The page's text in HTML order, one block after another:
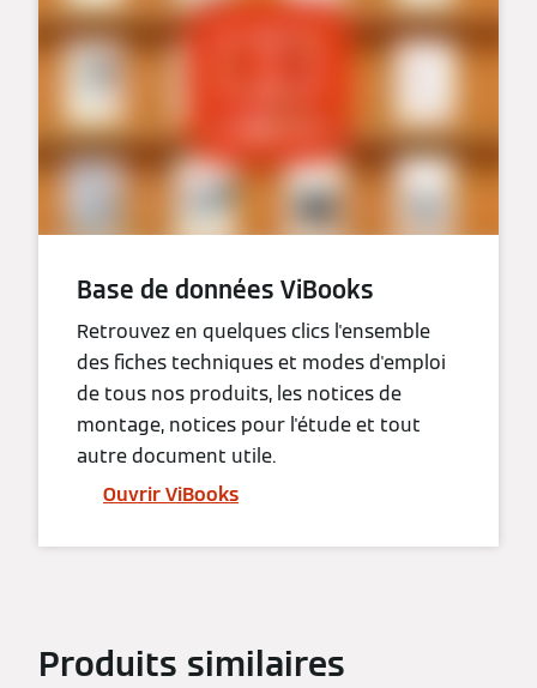
Base de données ViBooks
Retrouvez en quelques clics l'ensemble
des fiches techniques et modes d'emploi
de tous nos produits, les notices de
montage, notices pour l'étude et tout
autre document utile.
Ouvrir ViBooks
Produits similaires